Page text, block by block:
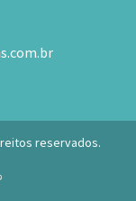
reservados.